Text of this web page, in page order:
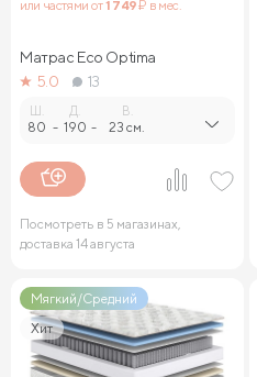
или частями от1 749₽ в мес.
Матрас Eco Optima
5.0
13
80 -
Д.
190 -
В.
23 см.
Посмотреть в 5 магазинах,
доставка 14 августа
Мягкий/Средний
Хит